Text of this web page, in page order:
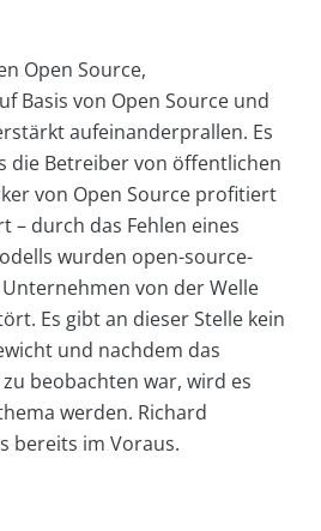
Open Source,
Basis von Open Source und
aufeinanderprallen. Es
die Betreiber von öffentlichen
von Open Source profitiert
– durch das Fehlen eines
wurden open-source-
von der Welle
Es gibt an dieser Stelle kein
und nachdem das
beobachten war, wird es
werden. Richard
bereits im Voraus.